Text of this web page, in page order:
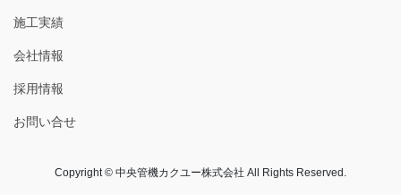
施工実績
会社情報
採用情報
お問い合せ
Copyright © 中央管機カクユー株式会社 All Rights Reserved.